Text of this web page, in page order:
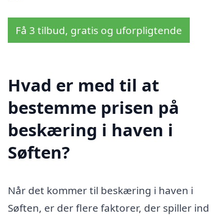
Få 3 tilbud, gratis og uforpligtende
Hvad er med til at
bestemme prisen på
beskæring i haven i
Søften?
Når det kommer til beskæring i haven i
Søften, er der flere faktorer, der spiller ind